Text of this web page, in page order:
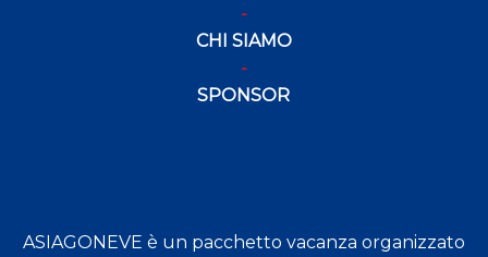
CHI SIAMO
SPONSOR
ASIAGONEVE è un pacchetto vacanza organizzato